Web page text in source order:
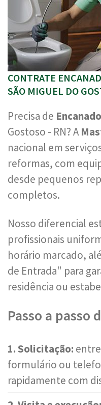
CONTRATE
SÃO MIGUEL DO
Precisa de
Gostoso - RN? A
nacional em
reformas, com
desde pequenos
completos.
Nosso diferencial
profissionais
horário marcado,
de Entrada" para
residência ou
Passo a passo
1. Solicitação:
formulário ou
rapidamente com